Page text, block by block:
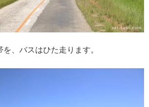
、バスはひた走ります。